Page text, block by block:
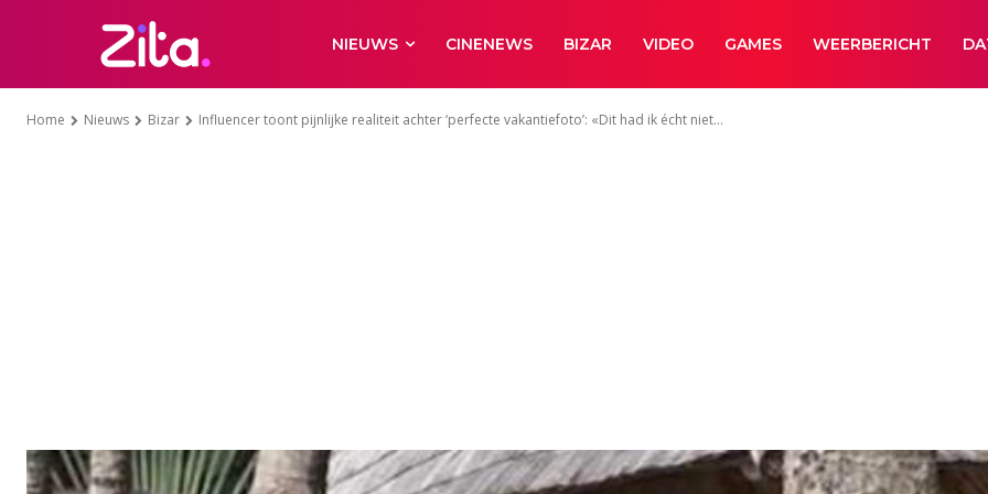
NIEUWS CINENEWS BIZAR VIDEO GAMES WEERBERICHT
Home Nieuws Bizar Influencer toont pijnlijke realiteit achter ‘perfecte vakantiefoto’: «Dit had ik écht niet...